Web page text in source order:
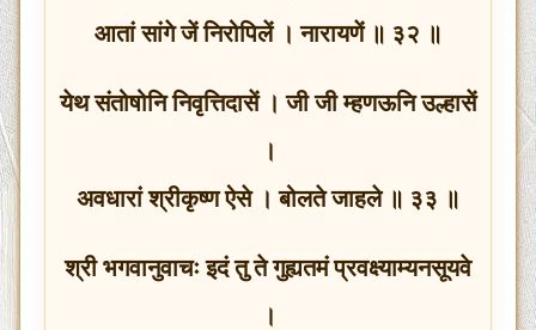
आतां सांगे जें निरोपिलें । नारायणें ॥ ३२ ॥
येथ संतोषोनि निवृत्तिदासें । जी जी म्हणऊनि उल्हासें
।
अवधारां श्रीकृष्ण ऐसे । बोलते जाहले ॥ ३३ ॥
श्री भगवानुवाचः इदं तु ते गुह्यतमं प्रवक्ष्याम्यनसूयवे
।